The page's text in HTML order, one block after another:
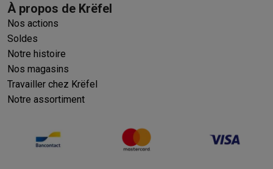
À propos de Krëfel
Nos actions
Soldes
Notre histoire
Nos magasins
Travailler chez Krëfel
Notre assortiment